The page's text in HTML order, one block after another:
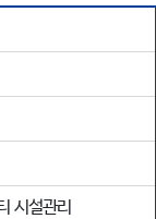
시설관리